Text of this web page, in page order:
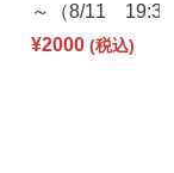
～（8/11
¥2000 (税込)